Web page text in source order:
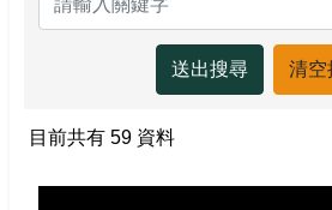
TKM4大軋拉烏
臺灣黑熊
媒體介紹
岩雕拓片展示
圖文繪本
探勘紀錄及監管保護
監管保護成果
探訪登記
網站導覽
目前共有 59 資料